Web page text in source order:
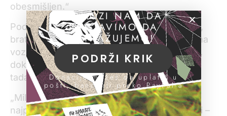
obesmišljen.“
Podsetimo, KRIK je otkrio da je Predrag Mali,
brat ministra finansija Siniše Malog, godinama
vozio „audi a6“ u vlasništvu „Milenijum tima“,
dok je stan te kompanije koristila njegova
tadašnja devojka.
„Milenijum tim“ angažovan je na jednom od
najpoznatijih građevinskih projekata u državi –
POMOZI NAM DA
NASTAVIMO DA
ISTRAŽUJEMO!
PODRŽI KRIK
Donacije možeš da uplatiš u
pošti, banci ili preko PayPal-a